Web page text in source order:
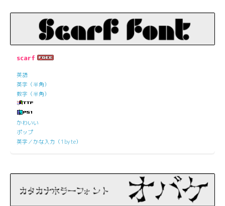
scarf
英語
英字（半角）
数字（半角）
かわいい
ポップ
英字／かな入力（1byte）